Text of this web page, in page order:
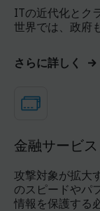
ITの近代化とク
世界では、政府
さらに詳しく
金融サービス
攻撃対象が拡大
のスピードやパ
情報を保護する